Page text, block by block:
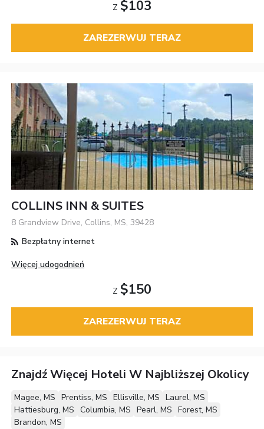
Z $103
ZAREZERWUJ TERAZ
COLLINS INN & SUITES
8 Grandview Drive, Collins, MS, 39428
Bezpłatny internet
Więcej udogodnień
Z $150
ZAREZERWUJ TERAZ
Znajdź Więcej Hoteli W Najbliższej Okolicy
Magee, MS Prentiss, MS Ellisville, MS Laurel, MS
Hattiesburg, MS Columbia, MS Pearl, MS Forest, MS
Brandon, MS